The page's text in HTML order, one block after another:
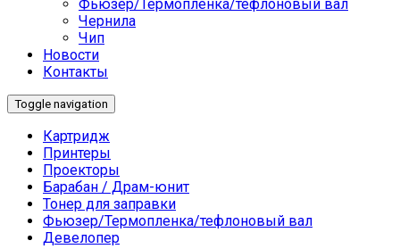
Фьюзер/Термопленка/тефлоновый вал
Чернила
Чип
Новости
Контакты
Toggle navigation
Картридж
Принтеры
Проекторы
Барабан / Драм-юнит
Тонер для заправки
Фьюзер/Термопленка/тефлоновый вал
Девелопер